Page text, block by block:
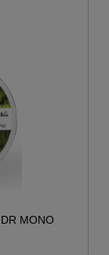
MONO